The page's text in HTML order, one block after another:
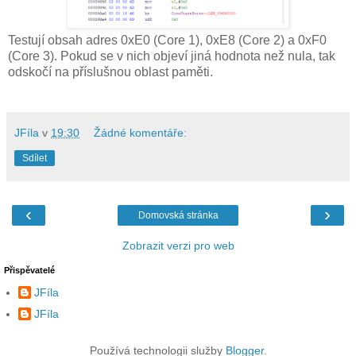
Testují obsah adres 0xE0 (Core 1), 0xE8 (Core 2) a 0xF0
(Core 3). Pokud se v nich objeví jiná hodnota než nula, tak
odskočí na příslušnou oblast paměti.
JFíla v 19:30 Žádné komentáře:
Sdílet
‹ ›
Domovská stránka
Zobrazit verzi pro web
Přispěvatelé
JFíla
JFíla
Používá technologii služby Blogger.